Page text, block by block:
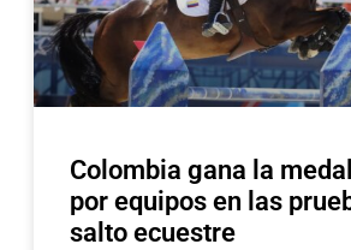
Colombia gana la
por equipos en las
salto ecuestre